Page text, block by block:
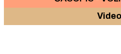
Video